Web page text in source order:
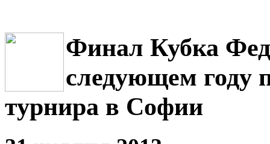
Финал Кубка
следующем году
турнира в Софии